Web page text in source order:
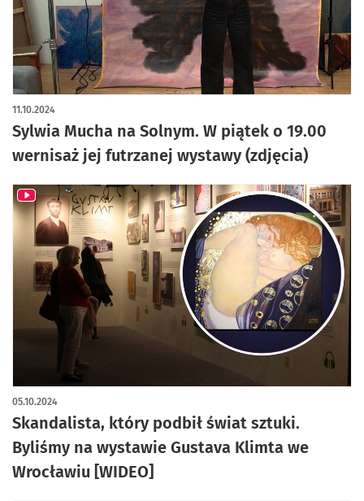
Sylwia Mucha na Solnym. W piątek o 19.00
wernisaż jej futrzanej wystawy (zdjęcia)
11.10.2024
artykuł z galerią zdjęć
Skandalista, który podbił świat sztuki.
Byliśmy na wystawie Gustava Klimta we
Wrocławiu [WIDEO]
05.10.2024